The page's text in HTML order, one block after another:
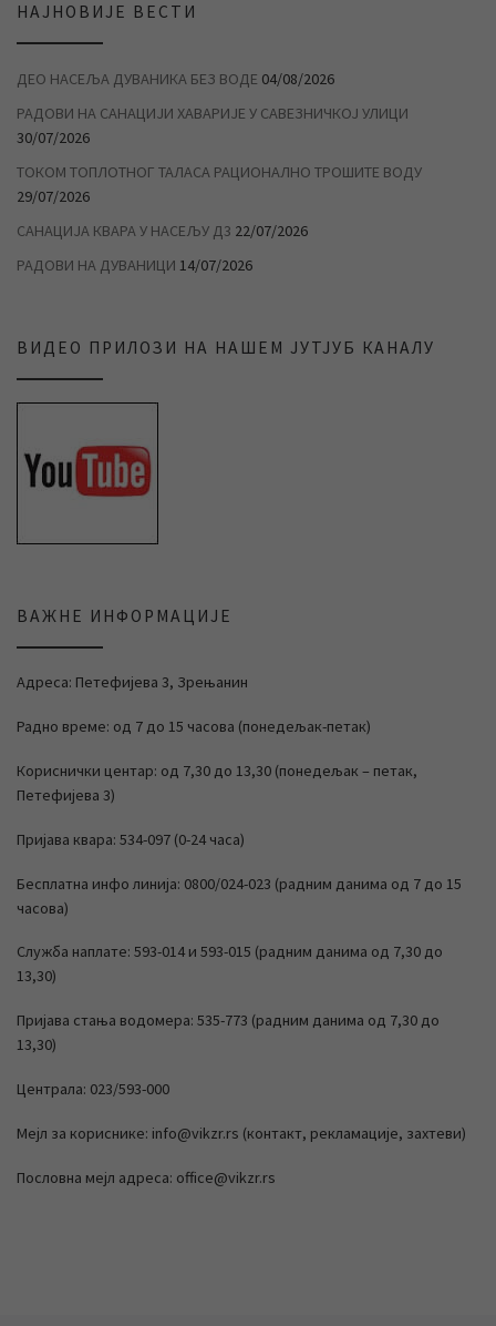
НАЈНОВИЈЕ ВЕСТИ
ДЕО НАСЕЉА ДУВАНИКА БЕЗ ВОДЕ 04/08/2026
РАДОВИ НА САНАЦИЈИ ХАВАРИЈЕ У САВЕЗНИЧКОЈ УЛИЦИ
30/07/2026
ТОКОМ ТОПЛОТНОГ ТАЛАСА РАЦИОНАЛНО ТРОШИТЕ ВОДУ
29/07/2026
САНАЦИЈА КВАРА У НАСЕЉУ Д3 22/07/2026
РАДОВИ НА ДУВАНИЦИ 14/07/2026
ВИДЕО ПРИЛОЗИ НА НАШЕМ ЈУТЈУБ КАНАЛУ
ВАЖНЕ ИНФОРМАЦИЈЕ
Адреса: Петефијева 3, Зрењанин
Радно време: од 7 до 15 часова (понедељак-петак)
Кориснички центар: од 7,30 до 13,30 (понедељак – петак,
Петефијева 3)
Пријава квара: 534-097 (0-24 часа)
Бесплатна инфо линија: 0800/024-023 (радним данима од 7 до 15
часова)
Служба наплате: 593-014 и 593-015 (радним данима од 7,30 до
13,30)
Пријава стања водомера: 535-773 (радним данима од 7,30 до
13,30)
Централа: 023/593-000
Мејл за кориснике: info@vikzr.rs (контакт, рекламације, захтеви)
Пословна мејл адреса: office@vikzr.rs